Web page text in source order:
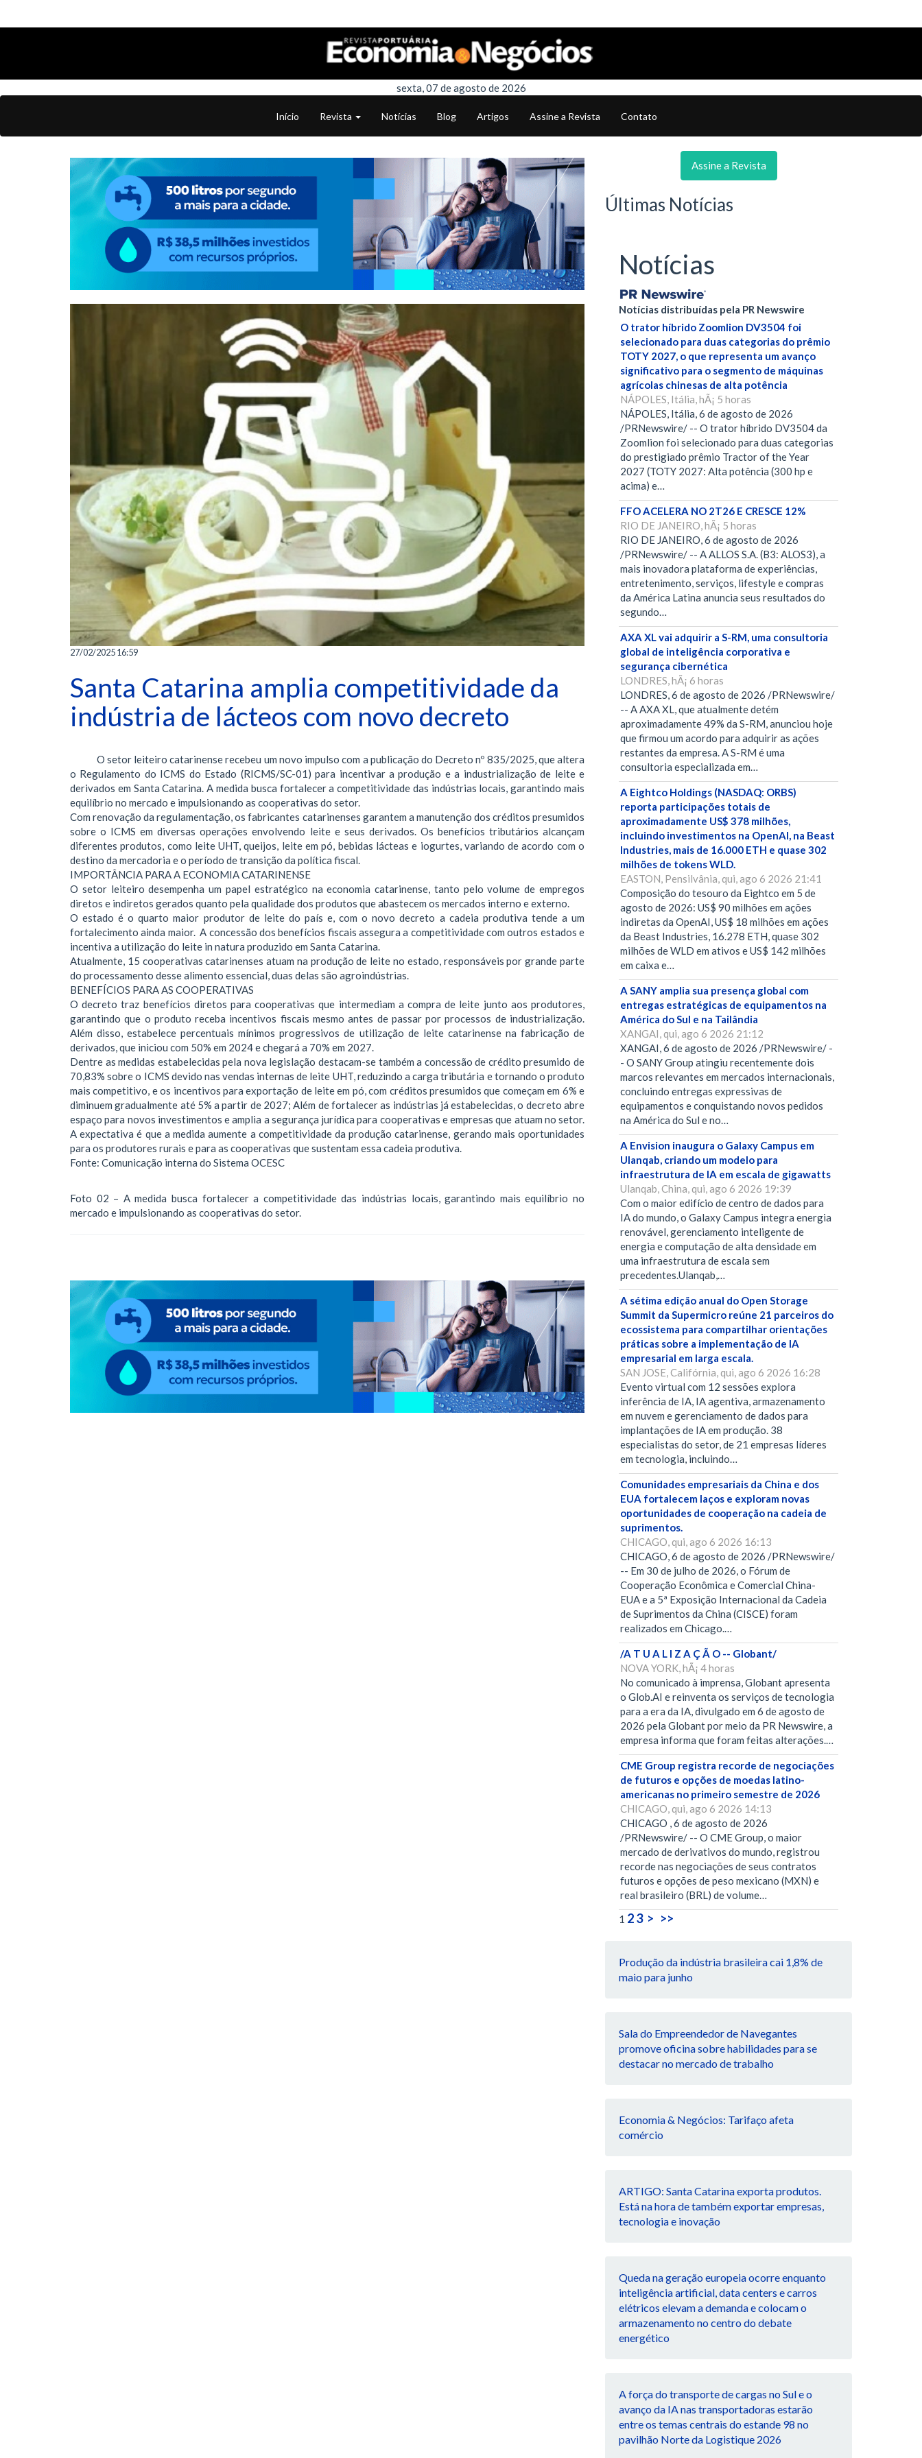
sexta, 07 de agosto de 2026
Início Revista Notícias Blog Artigos Assine a Revista Contato
27/02/2025 16:59
Santa Catarina amplia competitividade da
indústria de lácteos com novo decreto
O setor leiteiro catarinense recebeu um novo impulso com a publicação do Decreto nº 835/2025, que altera
o Regulamento do ICMS do Estado (RICMS/SC-01) para incentivar a produção e a industrialização de leite e
derivados em Santa Catarina. A medida busca fortalecer a competitividade das indústrias locais, garantindo mais
equilíbrio no mercado e impulsionando as cooperativas do setor.
Com renovação da regulamentação, os fabricantes catarinenses garantem a manutenção dos créditos presumidos
sobre o ICMS em diversas operações envolvendo leite e seus derivados. Os benefícios tributários alcançam
diferentes produtos, como leite UHT, queijos, leite em pó, bebidas lácteas e iogurtes, variando de acordo com o
destino da mercadoria e o período de transição da política fiscal.
IMPORTÂNCIA PARA A ECONOMIA CATARINENSE
O setor leiteiro desempenha um papel estratégico na economia catarinense, tanto pelo volume de empregos
diretos e indiretos gerados quanto pela qualidade dos produtos que abastecem os mercados interno e externo.
O estado é o quarto maior produtor de leite do país e, com o novo decreto a cadeia produtiva tende a um
fortalecimento ainda maior. A concessão dos benefícios fiscais assegura a competitividade com outros estados e
incentiva a utilização do leite in natura produzido em Santa Catarina.
Atualmente, 15 cooperativas catarinenses atuam na produção de leite no estado, responsáveis por grande parte
do processamento desse alimento essencial, duas delas são agroindústrias.
BENEFÍCIOS PARA AS COOPERATIVAS
O decreto traz benefícios diretos para cooperativas que intermediam a compra de leite junto aos produtores,
garantindo que o produto receba incentivos fiscais mesmo antes de passar por processos de industrialização.
Além disso, estabelece percentuais mínimos progressivos de utilização de leite catarinense na fabricação de
derivados, que iniciou com 50% em 2024 e chegará a 70% em 2027.
Dentre as medidas estabelecidas pela nova legislação destacam-se também a concessão de crédito presumido de
70,83% sobre o ICMS devido nas vendas internas de leite UHT, reduzindo a carga tributária e tornando o produto
mais competitivo, e os incentivos para exportação de leite em pó, com créditos presumidos que começam em 6% e
diminuem gradualmente até 5% a partir de 2027; Além de fortalecer as indústrias já estabelecidas, o decreto abre
espaço para novos investimentos e amplia a segurança jurídica para cooperativas e empresas que atuam no setor.
A expectativa é que a medida aumente a competitividade da produção catarinense, gerando mais oportunidades
para os produtores rurais e para as cooperativas que sustentam essa cadeia produtiva.
Fonte: Comunicação interna do Sistema OCESC
Foto 02 – A medida busca fortalecer a competitividade das indústrias locais, garantindo mais equilíbrio no
mercado e impulsionando as cooperativas do setor.
Assine a Revista
Últimas Notícias
Notícias
Notícias distribuídas pela PR Newswire
O trator híbrido Zoomlion DV3504 foi
selecionado para duas categorias do prêmio
TOTY 2027, o que representa um avanço
significativo para o segmento de máquinas
agrícolas chinesas de alta potência
NÁPOLES, Itália, hÃ¡ 5 horas
NÁPOLES, Itália, 6 de agosto de 2026
/PRNewswire/ -- O trator híbrido DV3504 da
Zoomlion foi selecionado para duas categorias
do prestigiado prêmio Tractor of the Year
2027 (TOTY 2027: Alta potência (300 hp e
acima) e…
FFO ACELERA NO 2T26 E CRESCE 12%
RIO DE JANEIRO, hÃ¡ 5 horas
RIO DE JANEIRO, 6 de agosto de 2026
/PRNewswire/ -- A ALLOS S.A. (B3: ALOS3), a
mais inovadora plataforma de experiências,
entretenimento, serviços, lifestyle e compras
da América Latina anuncia seus resultados do
segundo…
AXA XL vai adquirir a S-RM, uma consultoria
global de inteligência corporativa e
segurança cibernética
LONDRES, hÃ¡ 6 horas
LONDRES, 6 de agosto de 2026 /PRNewswire/
-- A AXA XL, que atualmente detém
aproximadamente 49% da S-RM, anunciou hoje
que firmou um acordo para adquirir as ações
restantes da empresa. A S-RM é uma
consultoria especializada em…
A Eightco Holdings (NASDAQ: ORBS)
reporta participações totais de
aproximadamente US$ 378 milhões,
incluindo investimentos na OpenAI, na Beast
Industries, mais de 16.000 ETH e quase 302
milhões de tokens WLD.
EASTON, Pensilvânia, qui, ago 6 2026 21:41
Composição do tesouro da Eightco em 5 de
agosto de 2026: US$ 90 milhões em ações
indiretas da OpenAI, US$ 18 milhões em ações
da Beast Industries, 16.278 ETH, quase 302
milhões de WLD em ativos e US$ 142 milhões
em caixa e…
A SANY amplia sua presença global com
entregas estratégicas de equipamentos na
América do Sul e na Tailândia
XANGAI, qui, ago 6 2026 21:12
XANGAI, 6 de agosto de 2026 /PRNewswire/ -
- O SANY Group atingiu recentemente dois
marcos relevantes em mercados internacionais,
concluindo entregas expressivas de
equipamentos e conquistando novos pedidos
na América do Sul e no…
A Envision inaugura o Galaxy Campus em
Ulanqab, criando um modelo para
infraestrutura de IA em escala de gigawatts
Ulanqab, China, qui, ago 6 2026 19:39
Com o maior edifício de centro de dados para
IA do mundo, o Galaxy Campus integra energia
renovável, gerenciamento inteligente de
energia e computação de alta densidade em
uma infraestrutura de escala sem
precedentes.Ulanqab,…
A sétima edição anual do Open Storage
Summit da Supermicro reúne 21 parceiros do
ecossistema para compartilhar orientações
práticas sobre a implementação de IA
empresarial em larga escala.
SAN JOSE, Califórnia, qui, ago 6 2026 16:28
Evento virtual com 12 sessões explora
inferência de IA, IA agentiva, armazenamento
em nuvem e gerenciamento de dados para
implantações de IA em produção. 38
especialistas do setor, de 21 empresas líderes
em tecnologia, incluindo…
Comunidades empresariais da China e dos
EUA fortalecem laços e exploram novas
oportunidades de cooperação na cadeia de
suprimentos.
CHICAGO, qui, ago 6 2026 16:13
CHICAGO, 6 de agosto de 2026 /PRNewswire/
-- Em 30 de julho de 2026, o Fórum de
Cooperação Econômica e Comercial China-
EUA e a 5ª Exposição Internacional da Cadeia
de Suprimentos da China (CISCE) foram
realizados em Chicago.…
/A T U A L I Z A Ç Ã O -- Globant/
NOVA YORK, hÃ¡ 4 horas
No comunicado à imprensa, Globant apresenta
o Glob.AI e reinventa os serviços de tecnologia
para a era da IA, divulgado em 6 de agosto de
2026 pela Globant por meio da PR Newswire, a
empresa informa que foram feitas alterações.…
CME Group registra recorde de negociações
de futuros e opções de moedas latino-
americanas no primeiro semestre de 2026
CHICAGO, qui, ago 6 2026 14:13
CHICAGO , 6 de agosto de 2026
/PRNewswire/ -- O CME Group, o maior
mercado de derivativos do mundo, registrou
recorde nas negociações de seus contratos
futuros e opções de peso mexicano (MXN) e
real brasileiro (BRL) de volume…
1 23 > >>
Produção da indústria brasileira cai 1,8% de
maio para junho
Sala do Empreendedor de Navegantes
promove oficina sobre habilidades para se
destacar no mercado de trabalho
Economia & Negócios: Tarifaço afeta
comércio
ARTIGO: Santa Catarina exporta produtos.
Está na hora de também exportar empresas,
tecnologia e inovação
Queda na geração europeia ocorre enquanto
inteligência artificial, data centers e carros
elétricos elevam a demanda e colocam o
armazenamento no centro do debate
energético
A força do transporte de cargas no Sul e o
avanço da IA nas transportadoras estarão
entre os temas centrais do estande 98 no
pavilhão Norte da Logistique 2026